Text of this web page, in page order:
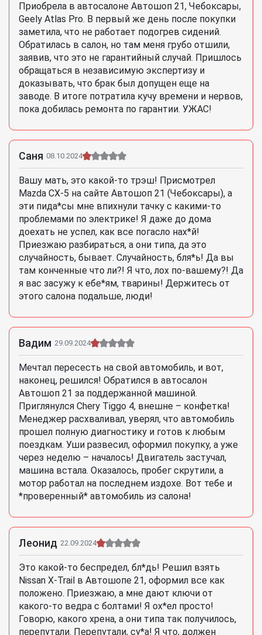
Приобрела в автосалоне Автошоп 21, Чебоксары,
Geely Atlas Pro. В первый же день после покупки
заметила, что не работает подогрев сидений.
Обратилась в салон, но там меня грубо отшили,
заявив, что это не гарантийный случай. Пришлось
обращаться в независимую экспертизу и
доказывать, что брак был допущен еще на
заводе. В итоге потратила кучу времени и нервов,
пока добилась ремонта по гарантии. УЖАС!
Саня 08.10.2024
Вашу мать, это какой-то трэш! Присмотрел
Mazda CX-5 на сайте Автошоп 21 (Чебоксары), а
эти пида*сы мне впихнули тачку с какими-то
проблемами по электрике! Я даже до дома
доехать не успел, как все погасло нах*й!
Приезжаю разбираться, а они типа, да это
случайность, бывает. Случайность, бля*ь! Да вы
там конченные что ли?! Я что, лох по-вашему?! Да
я вас засужу к ебе*ям, тварины! Держитесь от
этого салона подальше, люди!
Вадим 29.09.2024
Мечтал пересесть на свой автомобиль, и вот,
наконец, решился! Обратился в автосалон
Автошоп 21 за поддержанной машиной.
Приглянулся Chery Tiggo 4, внешне – конфетка!
Менеджер расхваливал, уверял, что автомобиль
прошел полную диагностику и готов к любым
поездкам. Уши развесил, оформил покупку, а уже
через неделю – началось! Двигатель застучал,
машина встала. Оказалось, пробег скрутили, а
мотор работал на последнем издохе. Вот тебе и
*проверенный* автомобиль из салона!
Леонид 22.09.2024
Это какой-то беспредел, бл*дь! Решил взять
Nissan X-Trail в Автошопе 21, оформил все как
положено. Приезжаю, а мне дают ключи от
какого-то ведра с болтами! Я ох*ел просто!
Говорю, какого хрена, а они типа так получилось,
перепутали. Перепутали, су*а! Я что, должен